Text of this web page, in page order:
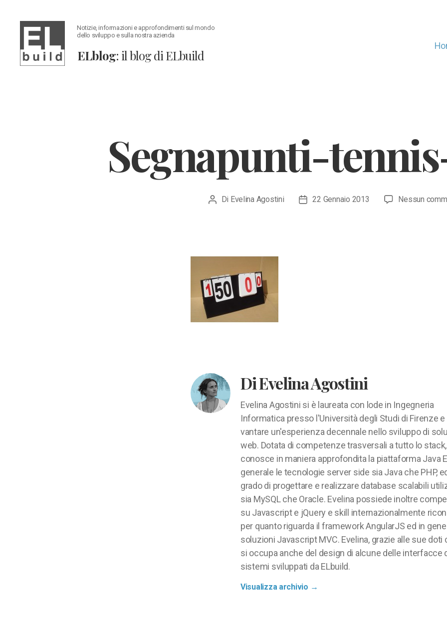
Notizie, informazioni e approfondimenti sul mondo
dello sviluppo e sulla nostra azienda
ELblog: il blog di ELbuild
Segnapunti-
Autore
Di Evelina Agostini
Data22 Gennaio 2013 Nessun
Di Evelina Agostini
Evelina Agostini si è laureata con lode in Ingegneria
Informatica presso l'Università degli Studi di Firenze e
vantare un'esperienza decennale nello sviluppo di
web. Dotata di competenze trasversali a tutto lo stack,
conosce in maniera approfondita la piattaforma Java
generale le tecnologie server side sia Java che PHP,
grado di progettare e realizzare database scalabili
sia MySQL che Oracle. Evelina possiede inoltre
su Javascript e jQuery e skill internazionalmente
per quanto riguarda il framework AngularJS ed in
soluzioni Javascript MVC. Evelina, grazie alle sue doti
si occupa anche del design di alcune delle interfacce
sistemi sviluppati da ELbuild.
Visualizza archivio →